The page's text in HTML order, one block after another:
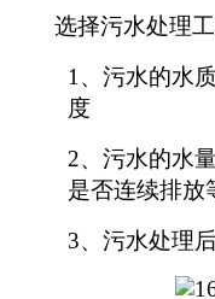
选择污水处理
1、 污水的水
度
2、 污水的水
是否连续排放
3、 污水处理